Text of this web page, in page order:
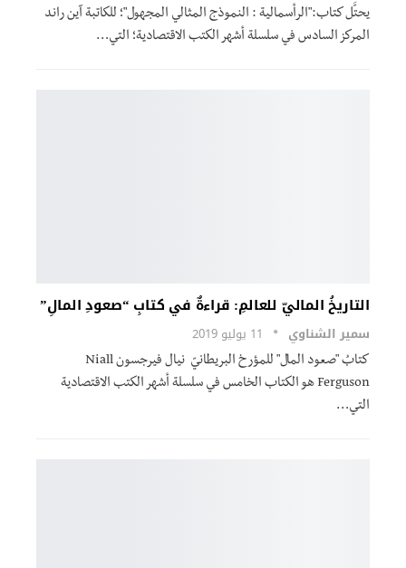
يحتَّل كتاب:"الرأسمالية : النموذج المثالي المجهول"؛ للكاتبة آين راند
المركز السادس في سلسلة أشهر الكتب الاقتصادية؛ التي…
التاريخُ الماليّ للعالمِ: قراءةٌ في كتابِ “صعودِ المالِ”
سمير الشناوي 11 يوليو 2019
كتابُ "صعود المال" للمؤرخ البريطانيّ نيال فيرجسون Niall
Ferguson هو الكتاب الخامس في سلسلة أشهر الكتب الاقتصادية
التي…